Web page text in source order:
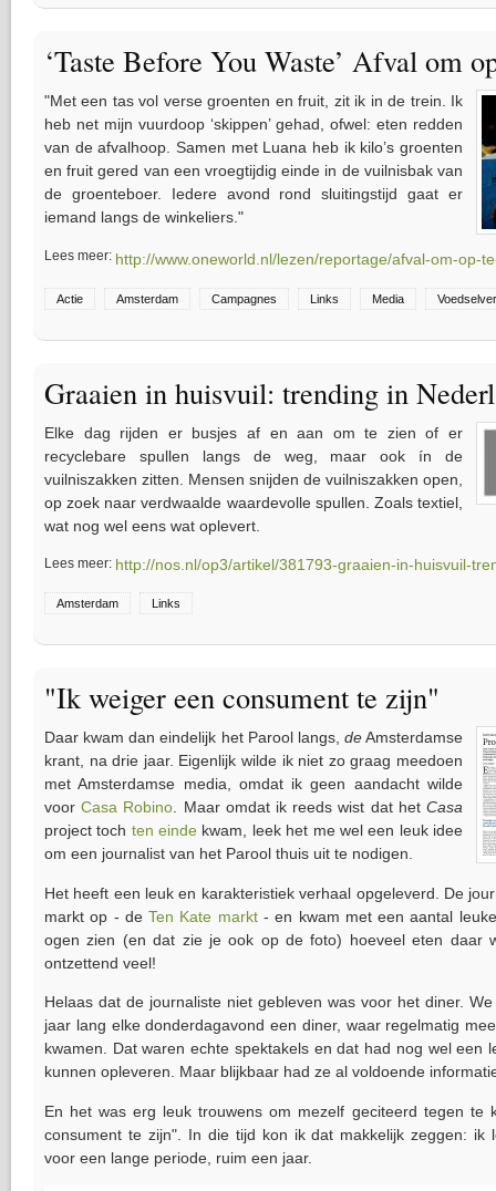
‘Taste Before You Waste’ Afval om
"Met een tas vol verse groenten en fruit, zit ik in de trein. Ik
heb net mijn vuurdoop ‘skippen’ gehad, ofwel: eten redden
van de afvalhoop. Samen met Luana heb ik kilo’s groenten
en fruit gered van een vroegtijdig einde in de vuilnisbak van
de groenteboer. Iedere avond rond sluitingstijd gaat er
iemand langs de winkeliers."
Lees meer: http://www.oneworld.nl/lezen/reportage/afval-om-op-
Actie Amsterdam Campagnes Links Media
Graaien in huisvuil: trending in
Elke dag rijden er busjes af en aan om te zien of er
recyclebare spullen langs de weg, maar ook ín de
vuilniszakken zitten. Mensen snijden de vuilniszakken open,
op zoek naar verdwaalde waardevolle spullen. Zoals textiel,
wat nog wel eens wat oplevert.
Lees meer: http://nos.nl/op3/artikel/381793-graaien-in-huisvuil-
Amsterdam Links
"Ik weiger een consument te zijn"
Daar kwam dan eindelijk het Parool langs, deAmsterdamse
krant, na drie jaar. Eigenlijk wilde ik niet zo graag meedoen
met Amsterdamse media, omdat ik geen aandacht wilde
voorCasa Robino. Maar omdat ik reeds wist dat hetCasa
project toch ten einde kwam, leek het me wel een leuk idee
om een journalist van het Parool thuis uit te nodigen.
Het heeft een leuk en karakteristiek verhaal opgeleverd. De
markt op - deTen Kate markt- en kwam met een aantal
ogen zien (en dat zie je ook op de foto) hoeveel eten daar
ontzettend veel!
Helaas dat de journaliste niet gebleven was voor het diner.
jaar lang elke donderdagavond een diner, waar regelmatig
kwamen. Dat waren echte spektakels en dat had nog wel een
kunnen opleveren. Maar blijkbaar had ze al voldoende
En het was erg leuk trouwens om mezelf geciteerd tegen te
consument te zijn". In die tijd kon ik dat makkelijk zeggen: ik
voor een lange periode, ruim een jaar.